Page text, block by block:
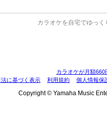
カラオケを自宅でゆっ
カラオケが月額
に基づく表示
利用規約 個人情報保
Copyright © Yamaha Music